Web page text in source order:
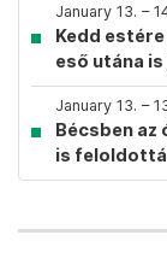
January 13. –
Kedd
eső utána
January 13. –
Bécsben az
is